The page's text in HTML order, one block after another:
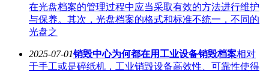
在光盘档案的管理过程中应当采取有效的方法进行维护
与保养。其次，光盘档案的格式和标准不统一，不同的
光盘之
2025-07-01销毁中心为何都在用工业设备销毁档案相对
于手工或是碎纸机，工业销毁设备高效性、可靠性使得